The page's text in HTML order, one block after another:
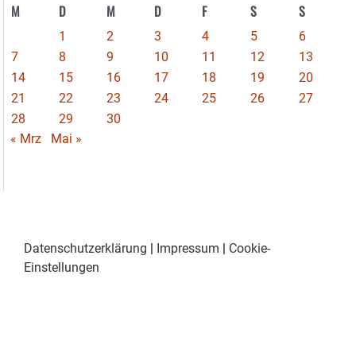
M D M D F S S
1 2 3 4 5
6
7
8 9 10 11 12
13
14
15 16 17 18 19
20
21
22 23 24 25 26
27
28
29
30
« Mrz
Mai »
Datenschutzerklärung | Impressum | Cookie-
Einstellungen